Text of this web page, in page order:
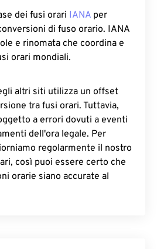
dei fusi orari IANA per
di fuso orario. IANA
e rinomata che coordina e
orari mondiali.
altri siti utilizza un offset
tra fusi orari. Tuttavia,
a errori dovuti a eventi
dell'ora legale. Per
regolarmente il nostro
così puoi essere certo che
orarie siano accurate al